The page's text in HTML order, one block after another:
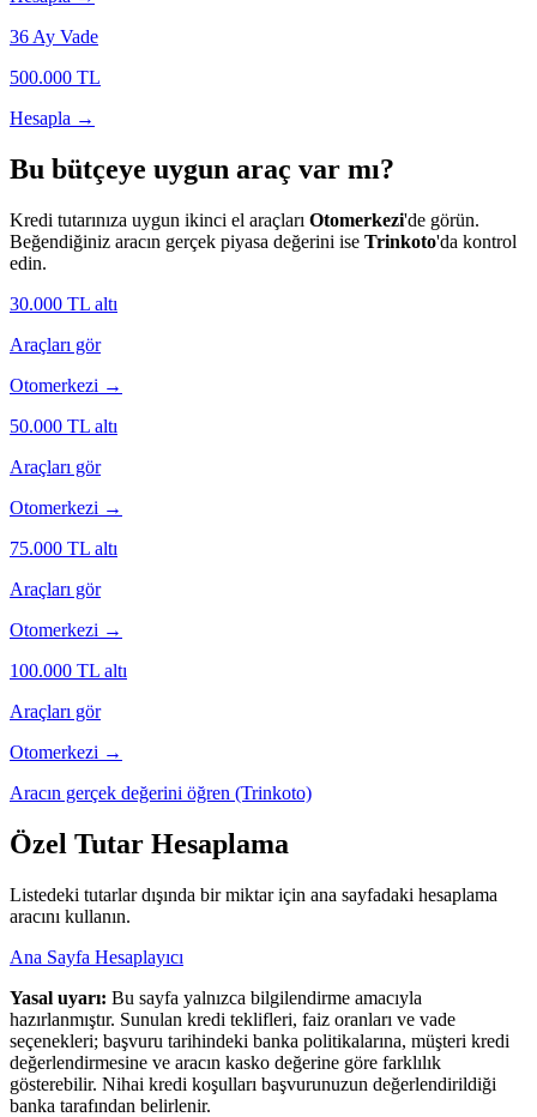
36 Ay Vade
500.000 TL
Hesapla →
Bu bütçeye uygun araç var mı?
Kredi tutarınıza uygun ikinci el araçları Otomerkezi'de görün.
Beğendiğiniz aracın gerçek piyasa değerini ise Trinkoto'da kontrol
edin.
30.000 TL altı
Araçları gör
Otomerkezi →
50.000 TL altı
Araçları gör
Otomerkezi →
75.000 TL altı
Araçları gör
Otomerkezi →
100.000 TL altı
Araçları gör
Otomerkezi →
Aracın gerçek değerini öğren (Trinkoto)
Özel Tutar Hesaplama
Listedeki tutarlar dışında bir miktar için ana sayfadaki hesaplama
aracını kullanın.
Ana Sayfa Hesaplayıcı
Yasal uyarı: Bu sayfa yalnızca bilgilendirme amacıyla
hazırlanmıştır. Sunulan kredi teklifleri, faiz oranları ve vade
seçenekleri; başvuru tarihindeki banka politikalarına, müşteri kredi
değerlendirmesine ve aracın kasko değerine göre farklılık
gösterebilir. Nihai kredi koşulları başvurunuzun değerlendirildiği
banka tarafından belirlenir.